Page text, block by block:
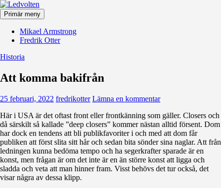
Hoppa
till
innehåll
Ledvolten
Primär meny
Mikael Armstrong
Fredrik Otter
Historia
Att komma bakifrån
25 februari, 2022 fredrikotter Lämna en kommentar
Här i USA är det oftast front eller frontkänning som gäller. Closers och
då särskilt så kallade ”deep closers” kommer nästan alltid försent. Dom
har dock en tendens att bli publikfavoriter i och med att dom får
publiken att först slita sitt hår och sedan bita sönder sina naglar. Att från
ledningen kunna bedöma tempo och ha segerkrafter sparade är en
konst, men frågan är om det inte är en än större konst att ligga och
sladda och veta att man hinner fram. Visst behövs det tur också, det
visar några av dessa klipp.